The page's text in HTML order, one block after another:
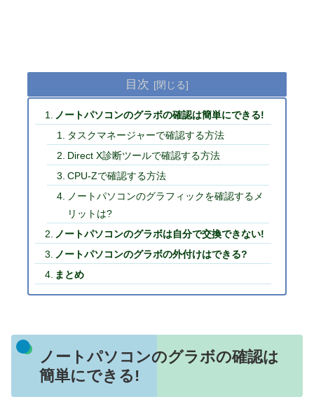
目次
ノートパソコンのグラボの確認は簡単にできる!
タスクマネージャーで確認する方法
Direct X診断ツールで確認する方法
CPU-Zで確認する方法
ノートパソコンのグラフィックを確認するメ
リットは?
ノートパソコンのグラボは自分で交換できない!
ノートパソコンのグラボの外付けはできる?
まとめ
ノートパソコンのグラボの確認は
簡単にできる!